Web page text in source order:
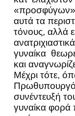
αυτά τα
τόνους, αλλά
γυναίκα
και
Μέχρι τότε,
συνέντευξή
γυναίκα φορά